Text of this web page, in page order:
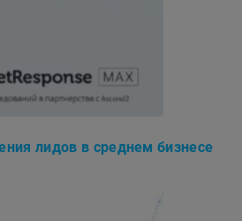
лидов в среднем бизнесе